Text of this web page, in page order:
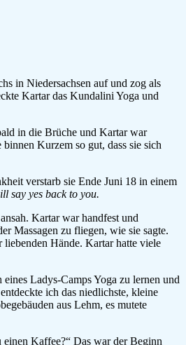
in Niedersachsen auf und zog als
Kartar das Kundalini Yoga und
in die Brüche und Kartar war
Kurzem so gut, dass sie sich
verstarb sie Ende Juni 18 in einem
say yes back to you.
Kartar war handfest und
Massagen zu fliegen, wie sie sagte.
Hände. Kartar hatte viele
Ladys-Camps Yoga zu lernen und
ich das niedlichste, kleine
aus Lehm, es mutete
Kaffee?“ Das war der Beginn